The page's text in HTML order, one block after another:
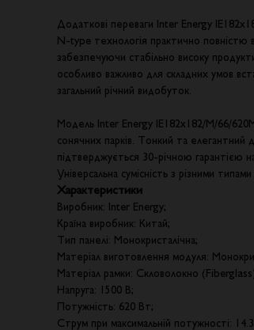
Додаткові переваги Inter Energy
N-type технологія практично повністю
забезпечуючи стабільно високу
особливо важливо для складних умов
загальний річний видобуток.
Модель Inter Energy IE182x182/M/66/
сонячних парків. Тонкий та елегантний
підтверджується 30-річною гарантією
Універсальна сумісність з різними
Характеристики
Виробник: Inter Energy;
Країна виробник: Китай;
Тип панелі: Монокристалічна;
Матеріал виготовлення модуля:
Матеріал рамки: Скловолокно
Напруга: 1500 В;
Потужність: 620 Вт;
Струм при максимальній потужності: